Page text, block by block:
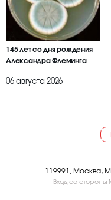
145 лет со дня рождения
Александра Флеминга
06 августа 2026
119991, Москва,
Вход со стороны